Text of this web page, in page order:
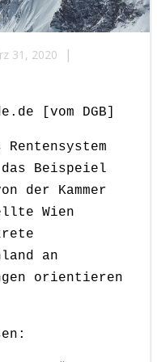
31, 2020 |
[vom DGB]
Beispeiel
der Kammer
Wien
an
orientieren